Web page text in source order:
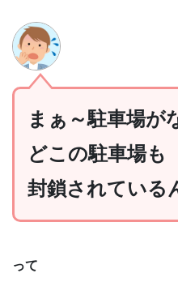
まぁ～駐車場が
どこの駐車場も
封鎖されている
って